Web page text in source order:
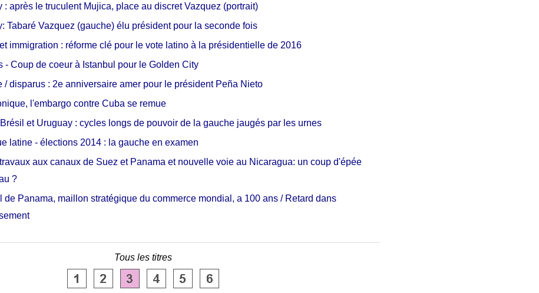
: après le truculent Mujica, place au discret Vazquez (portrait)
Tabaré Vazquez (gauche) élu président pour la seconde fois
immigration : réforme clé pour le vote latino à la présidentielle de 2016
- Coup de coeur à Istanbul pour le Golden City
/ disparus : 2e anniversaire amer pour le président Peña Nieto
l'embargo contre Cuba se remue
et Uruguay : cycles longs de pouvoir de la gauche jaugés par les urnes
latine - élections 2014 : la gauche en examen
aux canaux de Suez et Panama et nouvelle voie au Nicaragua: un coup d'épée
?
de Panama, maillon stratégique du commerce mondial, a 100 ans / Retard dans
Tous les titres